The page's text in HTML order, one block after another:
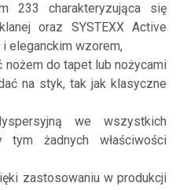
233 charakteryzująca się
oraz SYSTEXX Active
eleganckim wzorem,
do tapet lub nożycami
na styk, tak jak klasyczne
we wszystkich
żadnych właściwości
zastosowaniu w produkcji